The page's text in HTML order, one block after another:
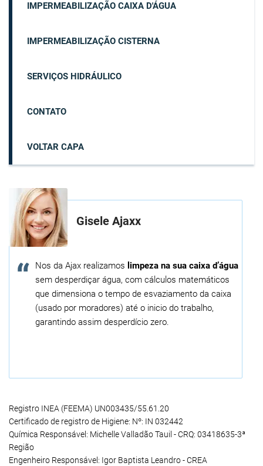
IMPERMEABILIZAÇÃO CAIXA D'ÁGUA
IMPERMEABILIZAÇÃO CISTERNA
SERVIÇOS HIDRÁULICO
CONTATO
VOLTAR CAPA
Gisele Ajaxx
Nos da Ajax realizamos limpeza na sua caixa d’água
sem desperdiçar água, com cálculos matemáticos
que dimensiona o tempo de esvaziamento da caixa
(usado por moradores) até o inicio do trabalho,
garantindo assim desperdício zero.
Registro INEA (FEEMA) UN003435/55.61.20
Certificado de registro de Higiene: Nº: IN 032442
Química Responsável: Michelle Valladão Tauil - CRQ: 03418635-3ª
Região
Engenheiro Responsável: Igor Baptista Leandro - CREA